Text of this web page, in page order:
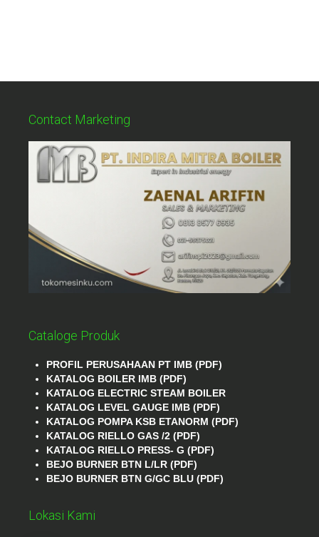
Contact Marketing
Cataloge Produk
PROFIL PERUSAHAAN PT IMB (PDF)
KATALOG BOILER IMB (PDF)
KATALOG ELECTRIC STEAM BOILER
KATALOG LEVEL GAUGE IMB (PDF)
KATALOG POMPA KSB ETANORM (PDF)
KATALOG RIELLO GAS /2 (PDF)
KATALOG RIELLO PRESS- G (PDF)
BEJO BURNER BTN L/LR (PDF)
BEJO BURNER BTN G/GC BLU (PDF)
Lokasi Kami